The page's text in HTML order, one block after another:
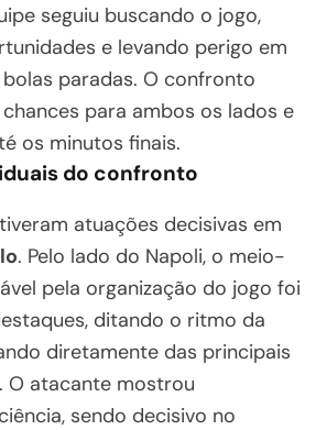
seguiu buscando o jogo,
e levando perigo em
paradas. O confronto
para ambos os lados e
os minutos finais.
do confronto
atuações decisivas em
. Pelo lado do Napoli, o meio-
pela organização do jogo foi
ditando o ritmo da
diretamente das principais
O atacante mostrou
sendo decisivo no